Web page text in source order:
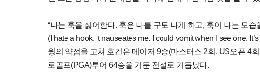
“나는 훅을 싫어한다. 훅은 나를 구토 나게 하고, 훅이 나는 모
(I hate a hook. It nauseates me. I could vomit when I see one.
윙의 약점을 고쳐 호건은 메이저 9승(마스터스 2회, US오픈 4
로골프(PGA)투어 64승을 거둔 전설로 거듭났다.